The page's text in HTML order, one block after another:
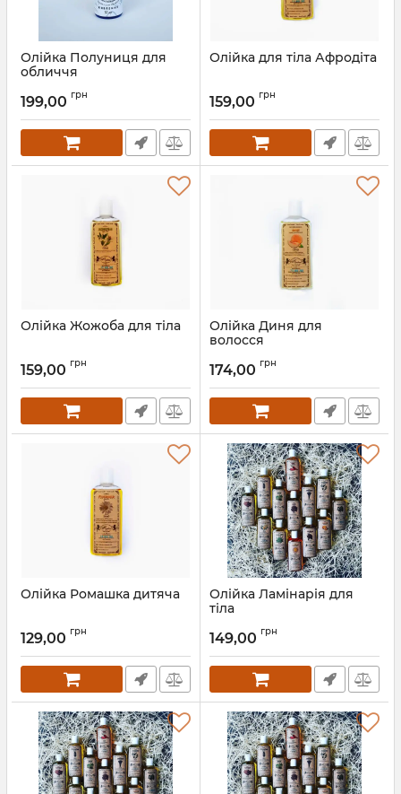
Олійка Полуниця для
обличчя
199,00 грн
Олійка для тіла Афродіта
159,00 грн
Олійка Жожоба для тіла
159,00 грн
Олійка Диня для
волосся
174,00 грн
Олійка Ромашка дитяча
129,00 грн
Олійка Ламінарія для
тіла
149,00 грн